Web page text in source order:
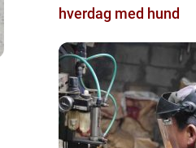
hverdag med hund